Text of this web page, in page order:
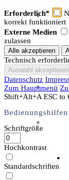
Unser
Erforderlich*
korrekt funktioniert
Externe Medien
zulassen
Technisch
Datenschutz
Zum Hauptmenü
Shift+Alt+A ESC to
Bedienungshilfen
Schriftgröße
Hochkontrast
Standardschriften